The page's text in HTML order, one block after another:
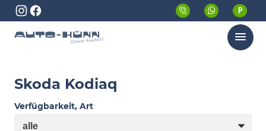
Menü
Skoda Kodiaq
Verfügbarkeit, Art